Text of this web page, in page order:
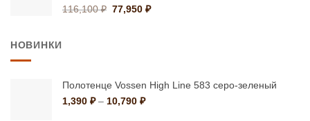
116,100₽ Первоначальная
77,950₽Текущая
НОВИНКИ
Полотенце Vossen High Line 583 серо-зеленый
1,390 ₽ – 10,790 ₽Диапазон